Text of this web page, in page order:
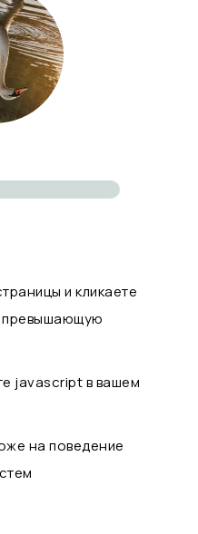
и кликаете
превышающую
javascript в вашем
на поведение